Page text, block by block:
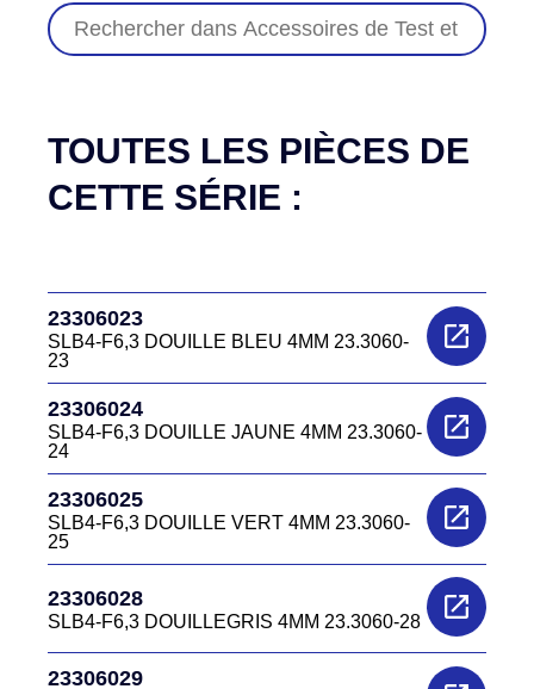
TOUTES LES PIÈCES DE
CETTE SÉRIE :
23306023
SLB4-F6,3 DOUILLE BLEU 4MM 23.3060-
23
23306024
SLB4-F6,3 DOUILLE JAUNE 4MM 23.3060-
24
23306025
SLB4-F6,3 DOUILLE VERT 4MM 23.3060-
25
23306028
SLB4-F6,3 DOUILLEGRIS 4MM 23.3060-28
23306029